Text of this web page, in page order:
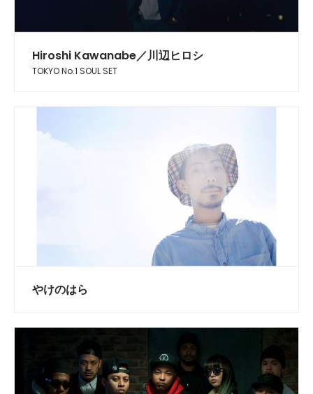
Hiroshi Kawanabe／川辺ヒロシ
TOKYO No.1 SOUL SET
やけのはら